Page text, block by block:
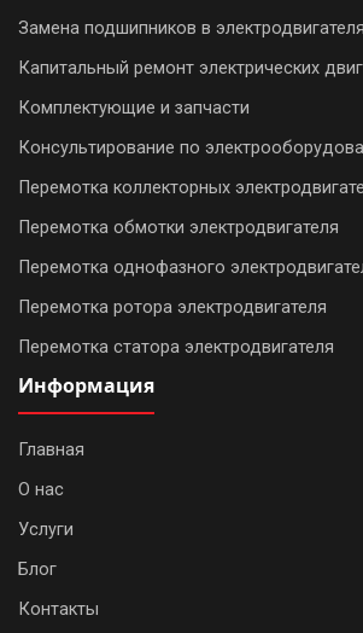
Замена подшипников в
Капитальный ремонт электрических
Комплектующие и запчасти
Консультирование по
Перемотка коллекторных
Перемотка обмотки электродвигателя
Перемотка однофазного
Перемотка ротора электродвигателя
Перемотка статора электродвигателя
Информация
Главная
О нас
Услуги
Блог
Контакты